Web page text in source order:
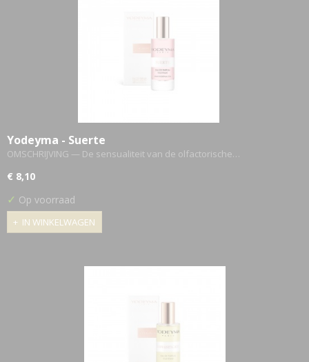
Yodeyma - Suerte
OMSCHRIJVING — De sensualiteit van de olfactorische…
€ 8,10
✓ Op voorraad
IN WINKELWAGEN